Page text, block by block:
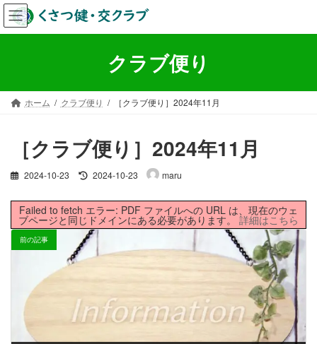
コ
ン
テ
ス
ナ
ビ
ゲ
ン
クラブ便り
ホーム クラブ便り ［クラブ便り］2024年11月
［クラブ便り］2024年11月
2024-10-23
最
更
新
日
時
2024-10-23 maru
Failed to fetch エラー: PDF ファイルへの URL は、現在のウェ
ブページと同じドメインにある必要があります。詳細はこちら
前の記事